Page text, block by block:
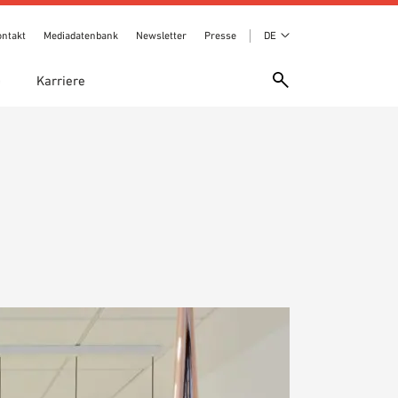
Mediadatenbank Newsletter Presse DE
Karriere